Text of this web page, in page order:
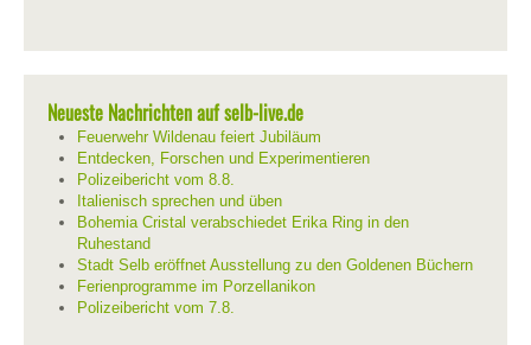
Neueste Nachrichten auf selb-live.de
Feuerwehr Wildenau feiert Jubiläum
Entdecken, Forschen und Experimentieren
Polizeibericht vom 8.8.
Italienisch sprechen und üben
Bohemia Cristal verabschiedet Erika Ring in den
Ruhestand
Stadt Selb eröffnet Ausstellung zu den Goldenen Büchern
Ferienprogramme im Porzellanikon
Polizeibericht vom 7.8.